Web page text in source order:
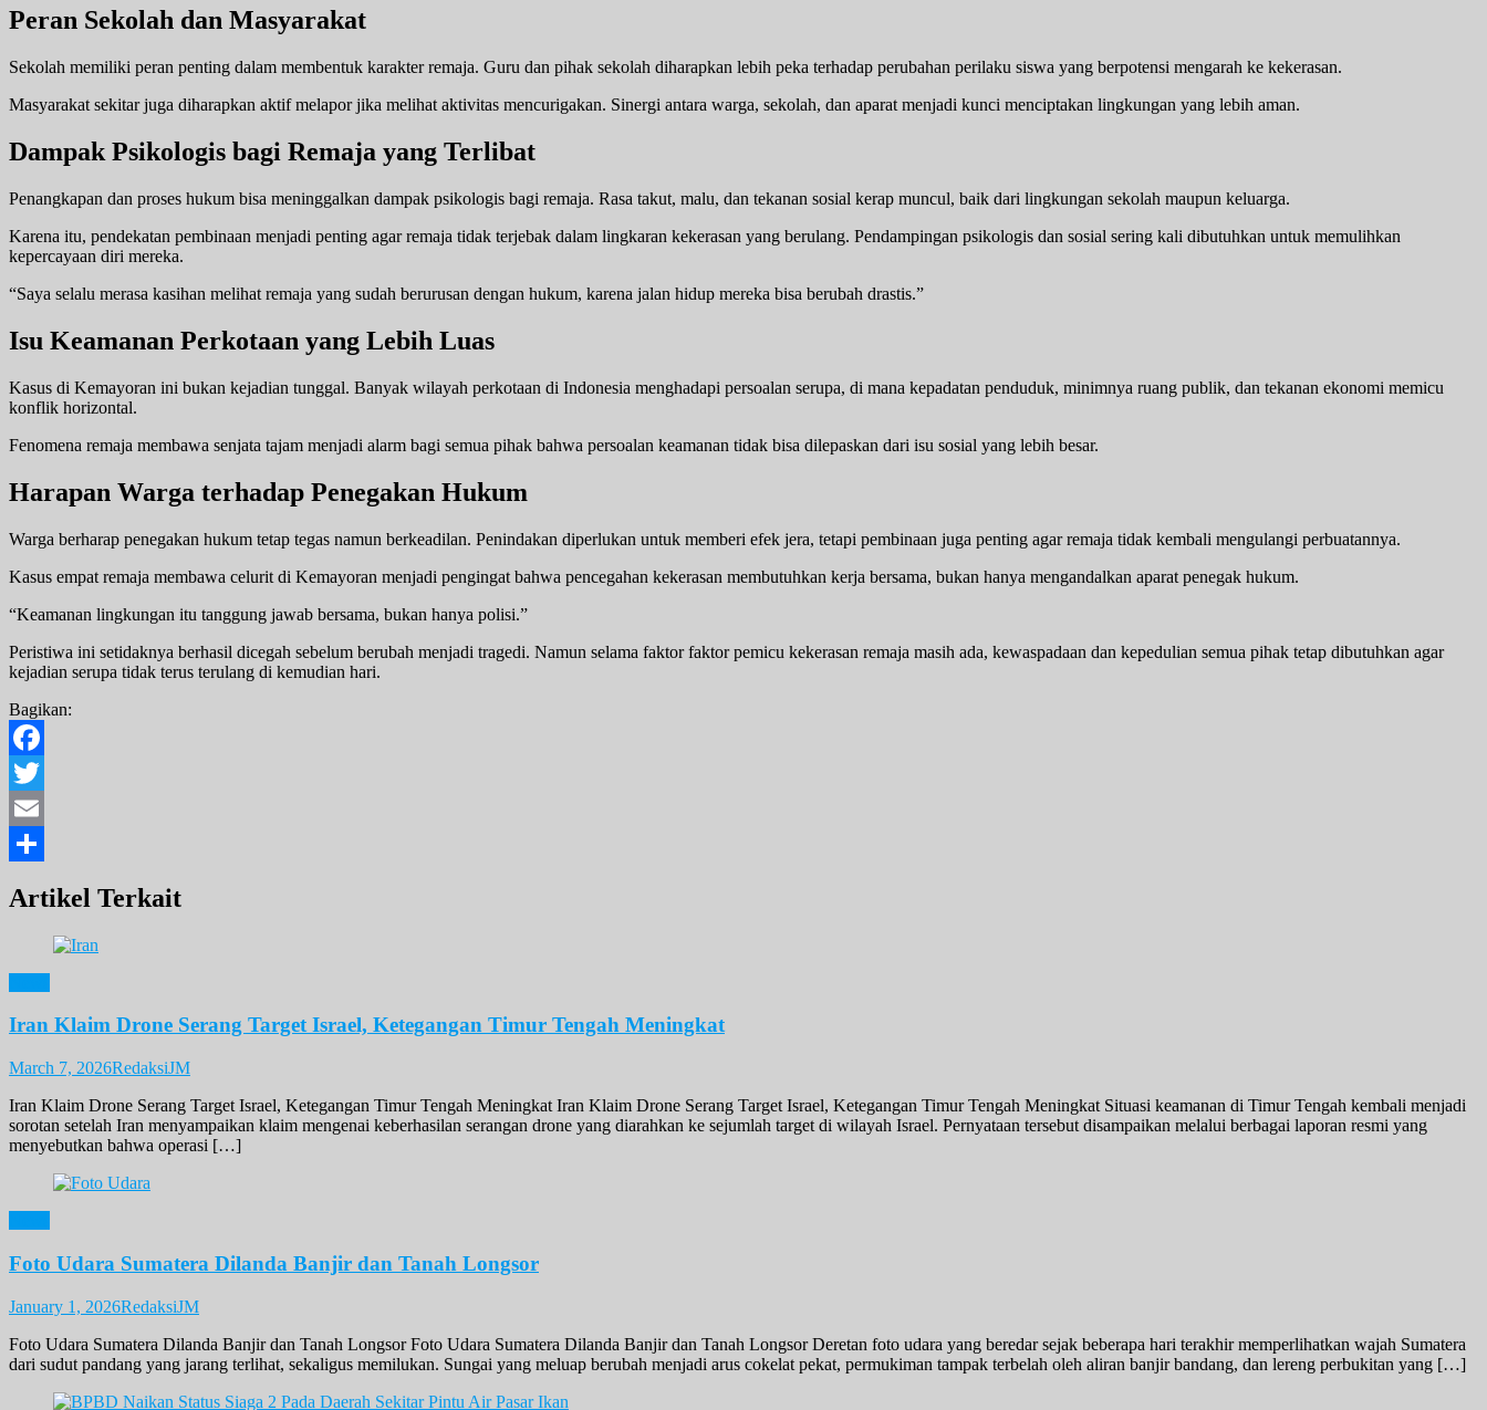
Peran Sekolah dan Masyarakat
Sekolah memiliki peran penting dalam membentuk karakter remaja. Guru dan pihak sekolah diharapkan lebih peka terhadap perubahan perilaku siswa yang berpotensi mengarah ke kekerasan.
Masyarakat sekitar juga diharapkan aktif melapor jika melihat aktivitas mencurigakan. Sinergi antara warga, sekolah, dan aparat menjadi kunci menciptakan lingkungan yang lebih aman.
Dampak Psikologis bagi Remaja yang Terlibat
Penangkapan dan proses hukum bisa meninggalkan dampak psikologis bagi remaja. Rasa takut, malu, dan tekanan sosial kerap muncul, baik dari lingkungan sekolah maupun keluarga.
Karena itu, pendekatan pembinaan menjadi penting agar remaja tidak terjebak dalam lingkaran kekerasan yang berulang. Pendampingan psikologis dan sosial sering kali dibutuhkan untuk memulihkan
kepercayaan diri mereka.
“Saya selalu merasa kasihan melihat remaja yang sudah berurusan dengan hukum, karena jalan hidup mereka bisa berubah drastis.”
Isu Keamanan Perkotaan yang Lebih Luas
Kasus di Kemayoran ini bukan kejadian tunggal. Banyak wilayah perkotaan di Indonesia menghadapi persoalan serupa, di mana kepadatan penduduk, minimnya ruang publik, dan tekanan ekonomi memicu
konflik horizontal.
Fenomena remaja membawa senjata tajam menjadi alarm bagi semua pihak bahwa persoalan keamanan tidak bisa dilepaskan dari isu sosial yang lebih besar.
Harapan Warga terhadap Penegakan Hukum
Warga berharap penegakan hukum tetap tegas namun berkeadilan. Penindakan diperlukan untuk memberi efek jera, tetapi pembinaan juga penting agar remaja tidak kembali mengulangi perbuatannya.
Kasus empat remaja membawa celurit di Kemayoran menjadi pengingat bahwa pencegahan kekerasan membutuhkan kerja bersama, bukan hanya mengandalkan aparat penegak hukum.
“Keamanan lingkungan itu tanggung jawab bersama, bukan hanya polisi.”
Peristiwa ini setidaknya berhasil dicegah sebelum berubah menjadi tragedi. Namun selama faktor faktor pemicu kekerasan remaja masih ada, kewaspadaan dan kepedulian semua pihak tetap dibutuhkan agar
kejadian serupa tidak terus terulang di kemudian hari.
Bagikan:
Facebook
Twitter
Email
Artikel Terkait
Iran Klaim Drone Serang Target Israel, Ketegangan Timur Tengah Meningkat
March 7, 2026RedaksiJM
Iran Klaim Drone Serang Target Israel, Ketegangan Timur Tengah Meningkat Iran Klaim Drone Serang Target Israel, Ketegangan Timur Tengah Meningkat Situasi keamanan di Timur Tengah kembali menjadi
sorotan setelah Iran menyampaikan klaim mengenai keberhasilan serangan drone yang diarahkan ke sejumlah target di wilayah Israel. Pernyataan tersebut disampaikan melalui berbagai laporan resmi yang
menyebutkan bahwa operasi […]
Foto Udara Sumatera Dilanda Banjir dan Tanah Longsor
January 1, 2026RedaksiJM
Foto Udara Sumatera Dilanda Banjir dan Tanah Longsor Foto Udara Sumatera Dilanda Banjir dan Tanah Longsor Deretan foto udara yang beredar sejak beberapa hari terakhir memperlihatkan wajah Sumatera
dari sudut pandang yang jarang terlihat, sekaligus memilukan. Sungai yang meluap berubah menjadi arus cokelat pekat, permukiman tampak terbelah oleh aliran banjir bandang, dan lereng perbukitan yang […]